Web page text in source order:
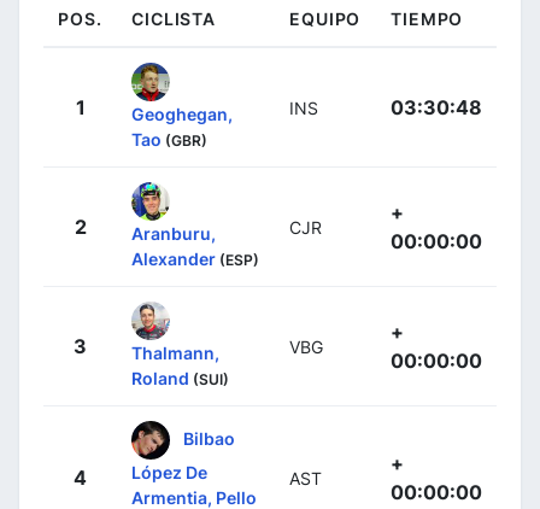
POS. CICLISTA EQUIPO TIEMPO
1
Geoghegan,
Tao (GBR)
INS 03:30:48
2
Aranburu,
Alexander (ESP)
CJR
+
00:00:00
3
Thalmann,
Roland (SUI)
VBG
+
00:00:00
4
Bilbao
López De
Armentia, Pello
AST
+
00:00:00